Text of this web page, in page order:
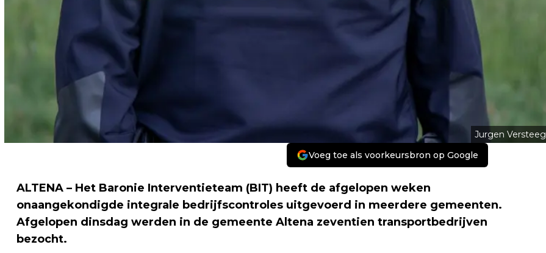
Jurgen Versteeg
Voeg toe als voorkeursbron op Google
ALTENA – Het Baronie Interventieteam (BIT) heeft de afgelopen weken
onaangekondigde integrale bedrijfscontroles uitgevoerd in meerdere gemeenten.
Afgelopen dinsdag werden in de gemeente Altena zeventien transportbedrijven
bezocht.